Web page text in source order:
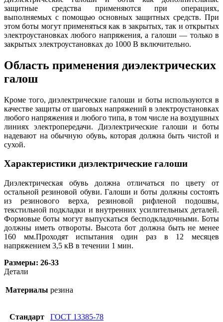
защитные средства применяются при операциях,
выполняемых с помощью основных защитных средств. При
этом боты могут применяться как в закрытых, так и открытых
электроустановках любого напряжения, а галоши — только в
закрытых электроустановках до 1000 В включительно.
Область применения диэлектрических
галош
Кроме того, диэлектрические галоши и боты используются в
качестве защиты от шаговых напряжений в электроустановках
любого напряжения и любого типа, в том числе на воздушных
линиях электропередачи. Диэлектрические галоши и боты
надевают на обычную обувь, которая должна быть чистой и
сухой.
Характеристики диэлектрические галоши
Диэлектрическая обувь должна отличаться по цвету от
остальной резиновой обуви. Галоши и боты должны состоять
из резинового верха, резиновой рифленой подошвы,
текстильной подкладки и внутренних усилительных деталей.
Формовые боты могут выпускаться бесподкладочными. Боты
должны иметь отвороты. Высота бот должна быть не менее
160 мм.Проходят испытания один раз в 12 месяцев
напряжением 3,5 кВ в течении 1 мин.
Размеры: 26-33
Детали
Материалы резина
Стандарт ГОСТ 13385-78